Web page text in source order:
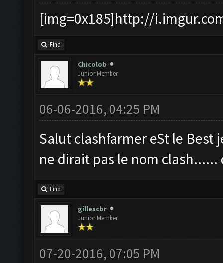
[img=0x185]http://
Find
Chicolob
Junior Member
06-06-2016, 04:25 PM
Salut clashfarmer eSt le Best
ne dirait pas le nom
Find
gillescbr
Junior Member
07-20-2016, 07:05 PM